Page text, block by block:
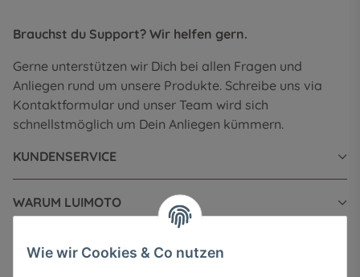
Brauchst du Support? Wir helfen gern.
Gerne unterstützen wir Dich bei allen Fragen und
Anliegen rund um unsere Produkte. Schreibe uns via
Kontaktformular und unser Team wird sich
schnellstmöglich um Dein Anliegen kümmern.
KUNDENSERVICE
WARUM LUIMOTO
INFORMATIONEN
Wie wir Cookies & Co nutzen